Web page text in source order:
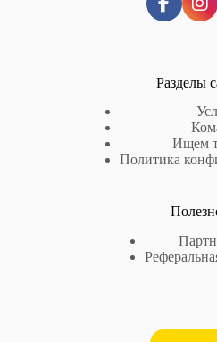
Разделы
Ищем
Политика